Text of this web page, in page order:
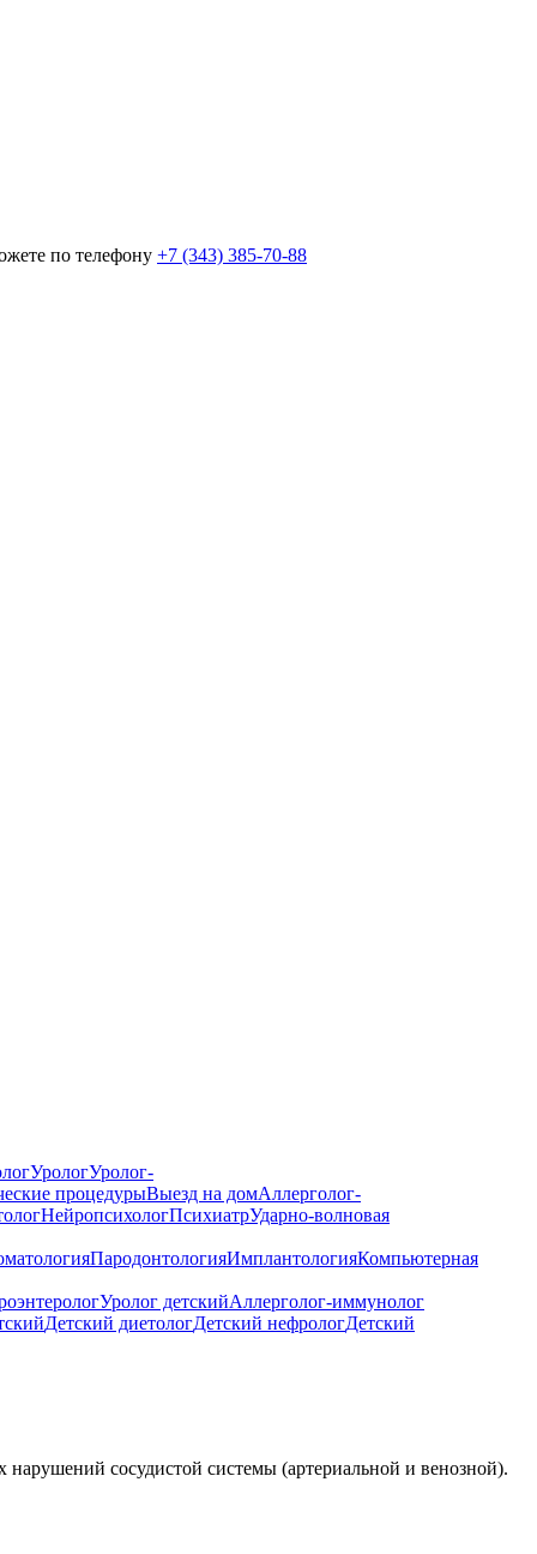
по телефону +7 (343) 385‑70‑88
УрологУролог-
процедурыВыезд на домАллерголог-
НейропсихологПсихиатрУдарно-волновая
ПародонтологияИмплантологияКомпьютерная
Уролог детскийАллерголог-иммунолог
Детский диетологДетский нефрологДетский
сосудистой системы (артериальной и венозной).